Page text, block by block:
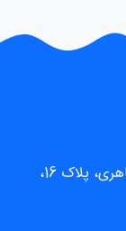
تهران، پونک، اشرفی اصفهانی، کوچه ميرطاهری، پلاک 16،